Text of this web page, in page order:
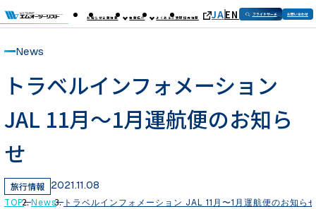
お知らせ企業情報 事業紹介 よくあるご質問採用情報 JAEN フライトサーチ お問い合わせ
News
トラベルインフォメーション
JAL 11月〜1月運航便のお知ら
せ
旅行情報 2021.11.08
TOP News トラベルインフォメーション JAL 11月〜1月運航便のお知ら